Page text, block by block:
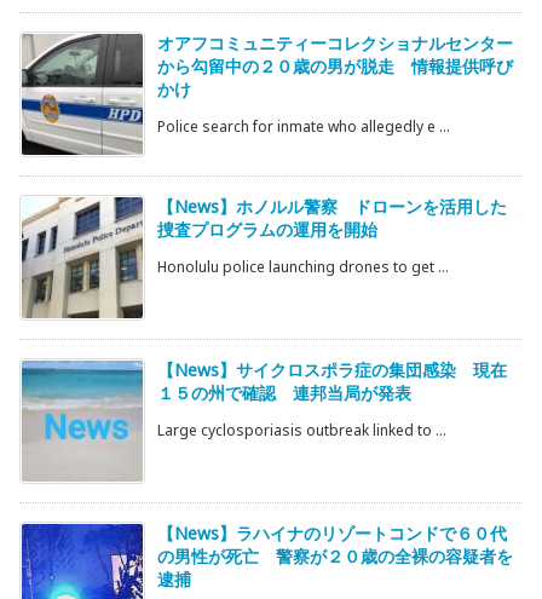
オアフコミュニティーコレクショナルセンター
から勾留中の２０歳の男が脱走 情報提供呼び
かけ
Police search for inmate who allegedly e ...
【News】ホノルル警察 ドローンを活用した
捜査プログラムの運用を開始
Honolulu police launching drones to get ...
【News】サイクロスポラ症の集団感染 現在
１５の州で確認 連邦当局が発表
Large cyclosporiasis outbreak linked to ...
【News】ラハイナのリゾートコンドで６０代
の男性が死亡 警察が２０歳の全裸の容疑者を
逮捕